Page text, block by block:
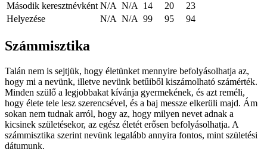
Második keresztnévként N/A N/A 14 20
23
Helyezése
N/A N/A 99 95 94
Számmisztika
Talán nem is sejtjük, hogy életünket mennyire befolyásolhatja az,
hogy mi a nevünk, illetve nevünk betűiből kiszámolható számérték.
Minden szülő a legjobbakat kívánja gyermekének, és azt reméli,
hogy élete tele lesz szerencsével, és a baj messze elkerüli majd. Ám
sokan nem tudnak arról, hogy az, hogy milyen nevet adnak a
kicsinek születésekor, az egész életét erősen befolyásolhatja. A
számmisztika szerint nevünk legalább annyira fontos, mint születési
dátumunk.